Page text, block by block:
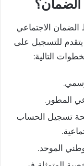
الاجتماعي
للتسجيل على
التالية:
المطور.
تسجيل الحساب
الموحد.